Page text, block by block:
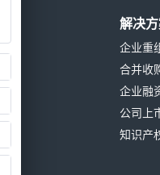
解决
企业重
合并收
企业融
公司上
知识产